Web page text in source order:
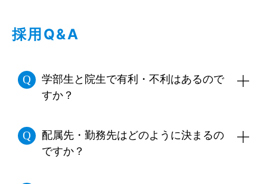
採用Q&A
学部生と院生で有利・不利はあるので
すか？
ありません。学生時代の経験や研究内容、熱
意を存分にアピールしてください。
配属先・勤務先はどのように決まるの
ですか？